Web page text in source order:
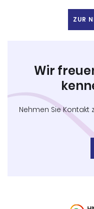
ZUR
Wir
Nehmen Sie Kontakt